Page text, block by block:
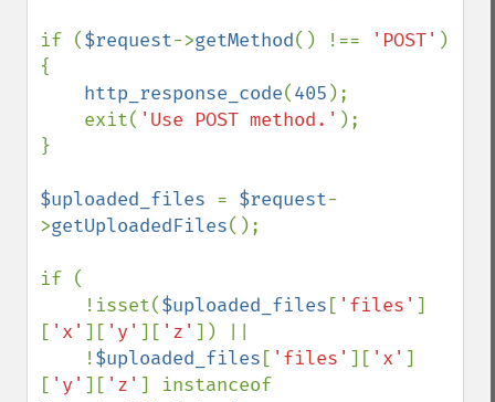
if ($request->getMethod() !== 'POST' )
{
http_response_code(405 );
    exit(
'Use POST method.' );
}
$uploaded_files = $request-
>getUploadedFiles();
if (
    !isset(
$uploaded_files [ 'files' ]
[ 'x' ][ 'y' ][ 'z' ]) ||
    !
$uploaded_files [ 'files' ][ 'x' ]
[ 'y' ][ 'z'